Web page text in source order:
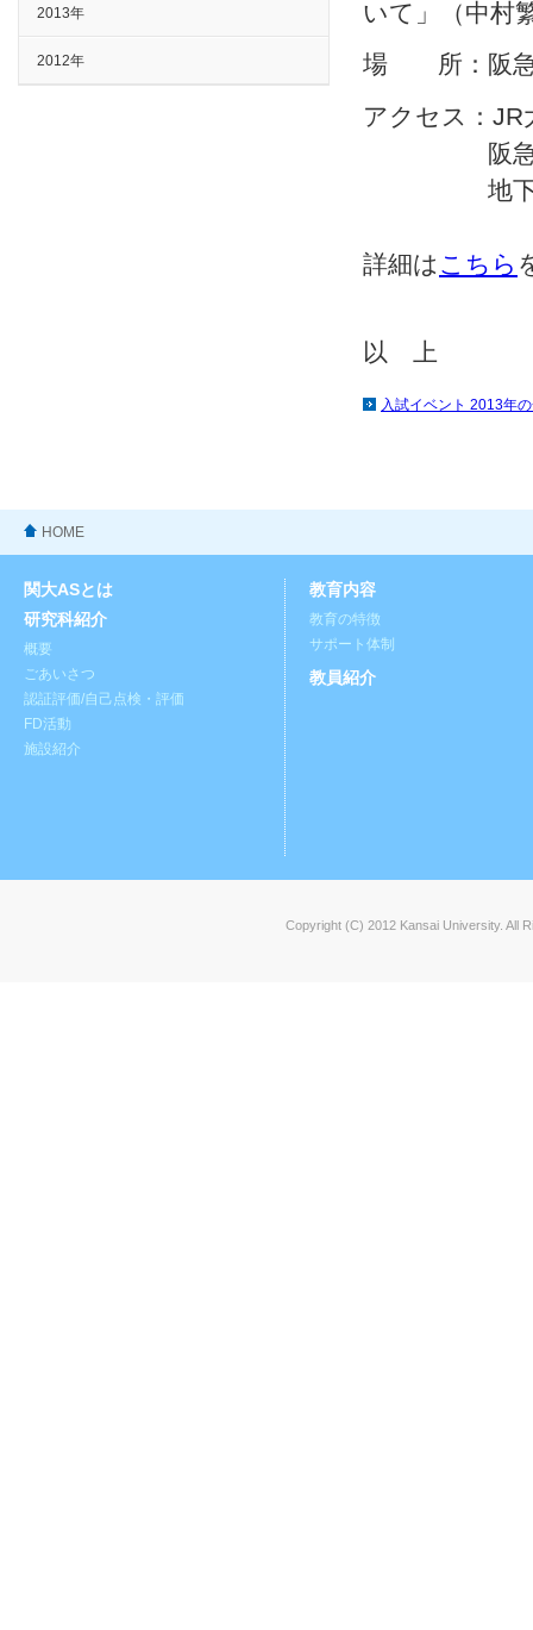
いて」（中村
場 所：阪急
アクセス：JR
阪急梅田
地下鉄御
詳細は こちら
以 上
入試イベント 2013年
2013年
2012年
HOME
関大ASとは
研究科紹介
概要
ごあいさつ
認証評価/自己点検・評価
FD活動
施設紹介
教育内容
教育の特徴
サポート体制
教員紹介
Copyright (C) 2012 Kansai University. All